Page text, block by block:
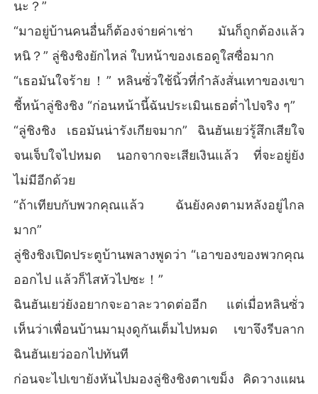
นะ？”
“มาอยู่บ้านคนอื่นก็ต้องจ่ายค่าเช่า มันก็ถูกต้องแล้ว
หนิ？” ลู่ชิงชิงยักไหล่ ใบหน้าของเธอดูใสซื่อมาก
“เธอมันใจร้าย！” หลินซั่วใช้นิ้วที่กำลังสั่นเทาของเขา
ชี้หน้าลู่ชิงชิง “ก่อนหน้านี้ฉันประเมินเธอต่ำไปจริง ๆ”
“ลู่ชิงชิง เธอมันน่ารังเกียจมาก” ฉินฮันเยว่รู้สึกเสียใจ
จนเจ็บใจไปหมด นอกจากจะเสียเงินแล้ว ที่จะอยู่ยัง
ไม่มีอีกด้วย
“ถ้าเทียบกับพวกคุณแล้ว ฉันยังคงตามหลังอยู่ไกล
มาก”
ลู่ชิงชิงเปิดประตูบ้านพลางพูดว่า “เอาของของพวกคุณ
ออกไป แล้วก็ไสหัวไปซะ！”
ฉินฮันเยว่ยังอยากจะอาละวาดต่ออีก แต่เมื่อหลินซั่ว
เห็นว่าเพื่อนบ้านมามุงดูกันเต็มไปหมด เขาจึงรีบลาก
ฉินฮันเยว่ออกไปทันที
ก่อนจะไปเขายังหันไปมองลู่ชิงชิงตาเขม็ง คิดวางแผน